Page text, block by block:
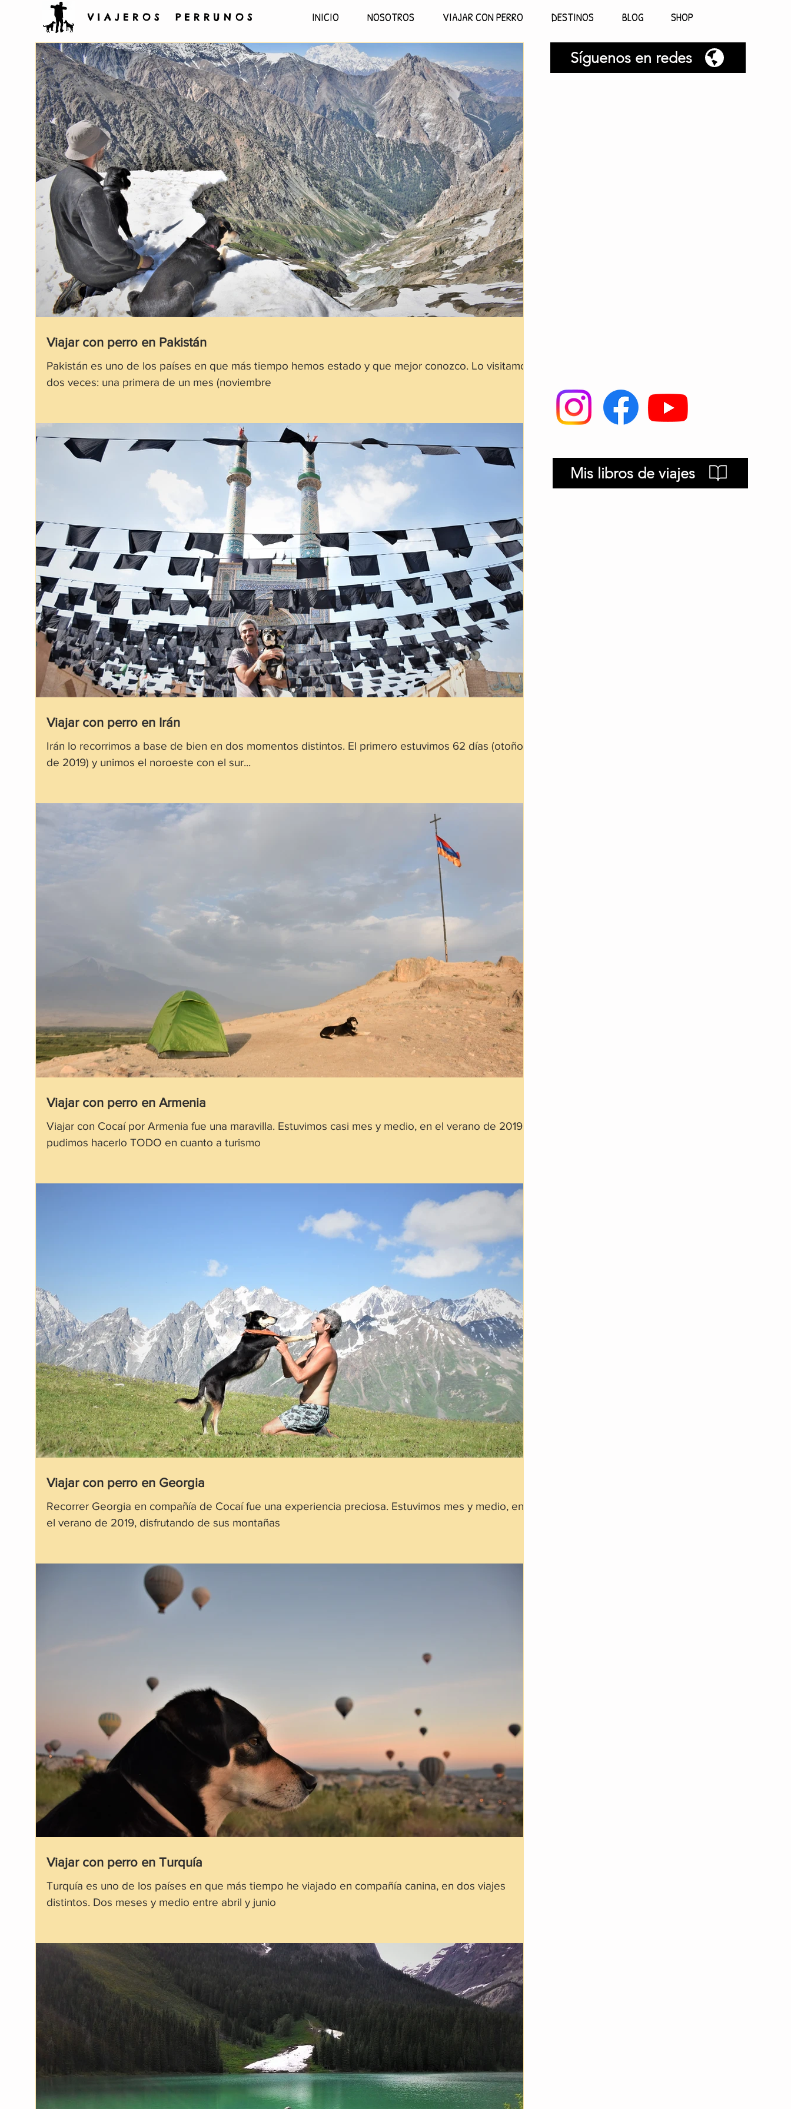
V I A J E R O S P E R R U N O S INICIO NOSOTROS VIAJAR CON PERRO DESTINOS BLOG SHOP
Viajar con perro en Pakistán
Pakistán es uno de los países en que más tiempo hemos estado y que mejor conozco. Lo visitamos
dos veces: una primera de un mes (noviembre
Viajar con perro en Irán
Irán lo recorrimos a base de bien en dos momentos distintos. El primero estuvimos 62 días (otoño
de 2019) y unimos el noroeste con el sur...
Viajar con perro en Armenia
Viajar con Cocaí por Armenia fue una maravilla. Estuvimos casi mes y medio, en el verano de 2019, y
pudimos hacerlo TODO en cuanto a turismo
Viajar con perro en Georgia
Recorrer Georgia en compañía de Cocaí fue una experiencia preciosa. Estuvimos mes y medio, en
el verano de 2019, disfrutando de sus montañas
Viajar con perro en Turquía
Turquía es uno de los países en que más tiempo he viajado en compañía canina, en dos viajes
distintos. Dos meses y medio entre abril y junio
Síguenos en redes
Mis libros de viajes